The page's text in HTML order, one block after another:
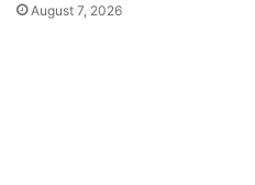
August 7, 2026